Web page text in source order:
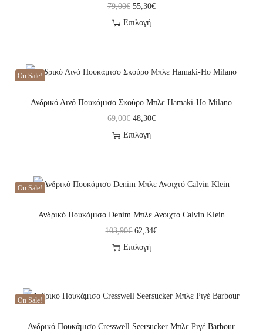
79,00€ 55,30€
Επιλογή
On Sale!
Ανδρικό Λινό Πουκάμισο Σκούρο Μπλε Hamaki-Ho Milano
69,00€ 48,30€
Επιλογή
On Sale!
Ανδρικό Πουκάμισο Denim Μπλε Ανοιχτό Calvin Klein
103,90€ 62,34€
Επιλογή
On Sale!
Ανδρικό Πουκάμισο Cresswell Seersucker Μπλε Ριγέ Barbour